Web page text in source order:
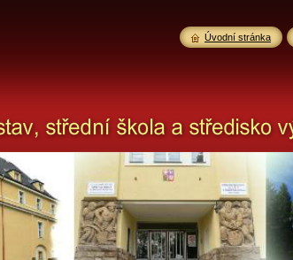
Úvodní stránka